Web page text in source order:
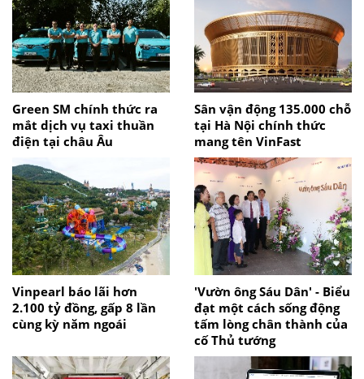
Green SM chính thức ra
mắt dịch vụ taxi thuần
điện tại châu Âu
Sân vận động 135.000 chỗ
tại Hà Nội chính thức
mang tên VinFast
Vinpearl báo lãi hơn
2.100 tỷ đồng, gấp 8 lần
cùng kỳ năm ngoái
'Vườn ông Sáu Dân' - Biểu
đạt một cách sống động
tấm lòng chân thành của
cố Thủ tướng